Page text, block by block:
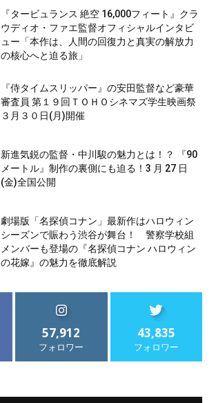
『タービュランス 絶空 16,000フィート』クラ
ウディオ・ファエ監督オフィシャルインタビ
ュー「本作は、人間の回復力と真実の解放力
の核心へと迫る旅」
『侍タイムスリッパー』の安田監督など豪華
審査員 第１９回ＴＯＨＯシネマズ学生映画祭
３月３０日(月)開催
新進気鋭の監督・中川駿の魅力とは！？ 『90
メートル』制作の裏側にも迫る！3 月 27 日
(金)全国公開
劇場版「名探偵コナン」最新作はハロウィン
シーズンで賑わう渋谷が舞台！ 警察学校組
メンバーも登場の『名探偵コナン ハロウィン
の花嫁』の魅力を徹底解説
57,912
フォロワー
43,835
フォロワー